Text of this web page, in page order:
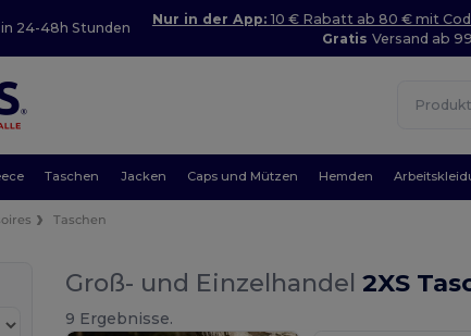
24-48h Stunden
Nur in der App: 10 € Rabatt ab 80 € mit
Gratis Versand ab
Taschen Jacken Caps und Mützen Hemden
Taschen
Groß- und Einzelhandel 2XS
9 Ergebnisse.